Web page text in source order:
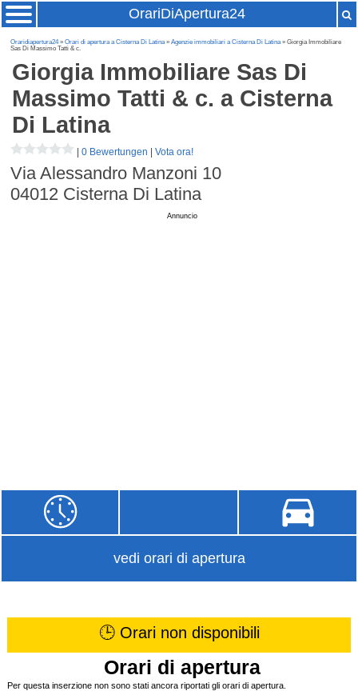
OrariDiApertura24
Oraridiapertura24»Orari di apertura a Cisterna Di Latina»Agenzie immobiliari a Cisterna Di Latina» Giorgia Immobiliare
Sas Di Massimo Tatti & c.
Giorgia Immobiliare Sas Di
Massimo Tatti & c. a Cisterna
Di Latina
|0 Bewertungen |Vota ora!
Via Alessandro Manzoni 10
04012 Cisterna Di Latina
Annuncio
vedi orari di apertura
🕒 Orari non disponibili
Orari di apertura
Per questa inserzione non sono stati ancora riportati gli orari di apertura.